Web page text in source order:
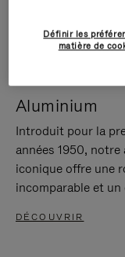
Aluminium
Introduit pour la
années 1950,
iconique offre une
incomparable et
DÉCOUVRIR
Définir les
matière de